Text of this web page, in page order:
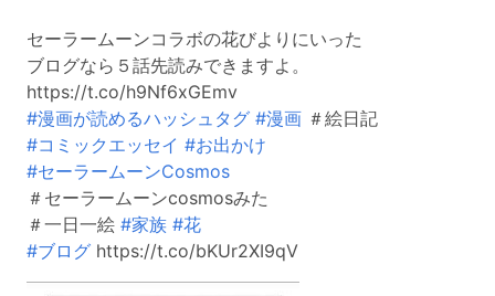
セーラームーンコラボの花びよりにいった
ブログなら５話先読みできますよ。
https://t.co/h9Nf6xGEmv
#漫画が読めるハッシュタグ #漫画 ＃絵日記
#コミックエッセイ #お出かけ
#セーラームーンCosmos
＃セーラームーンcosmosみた
＃一日一絵 #家族 #花
#ブログ https://t.co/bKUr2XI9qV